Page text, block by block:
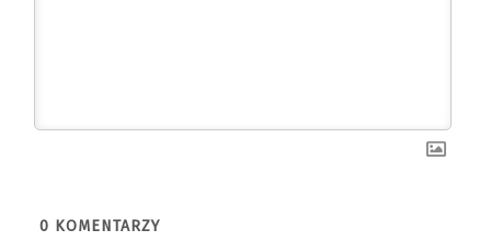
0 KOMENTARZY